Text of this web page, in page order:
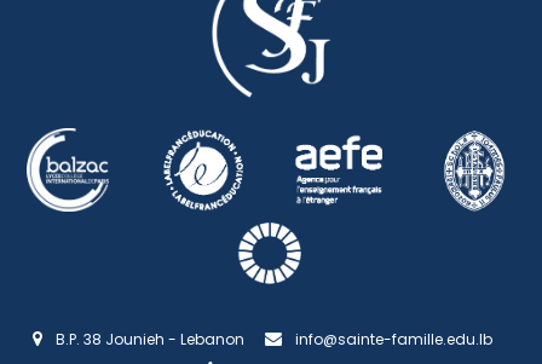
B.P. 38 Jounieh - Lebanon
info@sainte-famille.edu.lb